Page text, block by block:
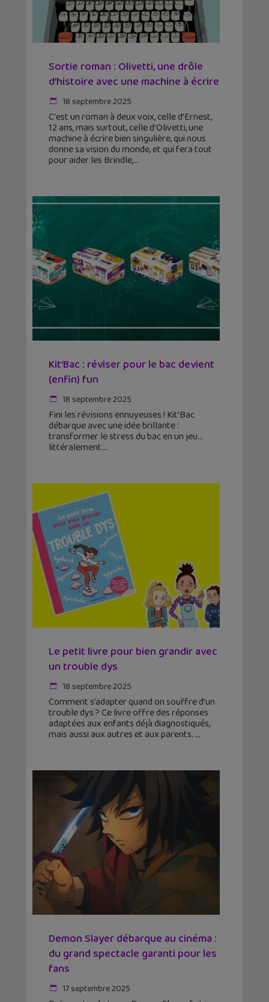
Sortie roman : Olivetti, une drôle
d’histoire avec une machine à écrire
18 septembre 2025
C'est un roman à deux voix, celle d’Ernest,
12 ans, mais surtout, celle d’Olivetti, une
machine à écrire bien singulière, qui nous
donne sa vision du monde, et qui fera tout
pour aider les Brindle,
Kit’Bac : réviser pour le bac devient
(enfin) fun
18 septembre 2025
Fini les révisions ennuyeuses ! Kit’Bac
débarque avec une idée brillante :
transformer le stress du bac en un jeu…
littéralement.
Le petit livre pour bien grandir avec
un trouble dys
18 septembre 2025
Comment s’adapter quand on souffre d’un
trouble dys ? Ce livre offre des réponses
adaptées aux enfants déjà diagnostiqués,
mais aussi aux autres et aux parents.
Demon Slayer débarque au cinéma :
du grand spectacle garanti pour les
fans
17 septembre 2025